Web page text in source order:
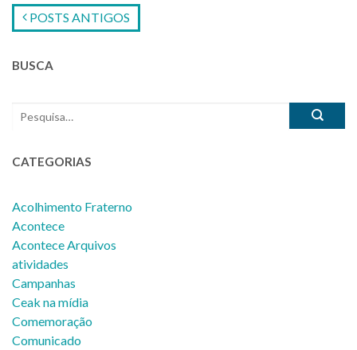
POSTS ANTIGOS
BUSCA
CATEGORIAS
Acolhimento Fraterno
Acontece
Acontece Arquivos
atividades
Campanhas
Ceak na mídia
Comemoração
Comunicado